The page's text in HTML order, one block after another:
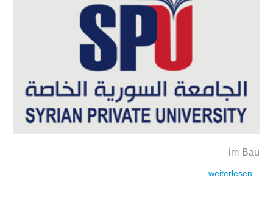
im Bau
weiterlesen...